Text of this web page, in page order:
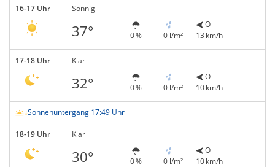
16-17 Uhr Sonnig
37° 0 % 0 l/m²
O
13 km/h
17-18 Uhr Klar
32° 0 % 0 l/m²
O
10 km/h
Sonnenuntergang 17:49 Uhr
18-19 Uhr Klar
30° 0 % 0 l/m²
O
10 km/h